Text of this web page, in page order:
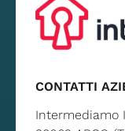
CONTATTI
Intermediamo